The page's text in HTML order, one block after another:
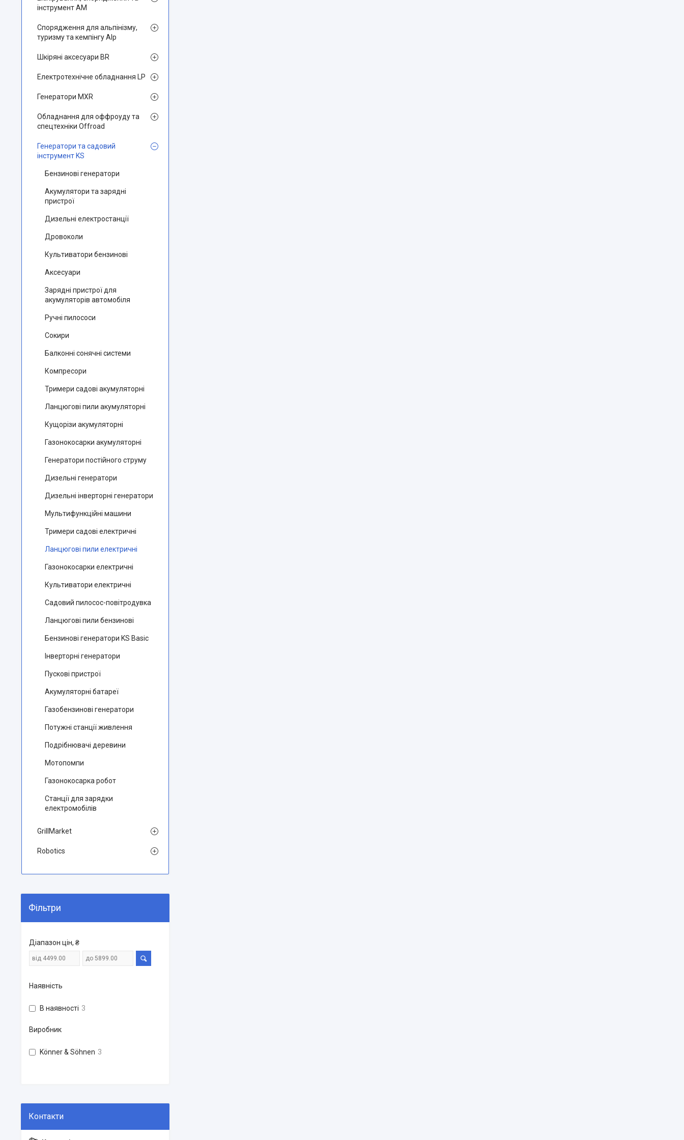
інструмент AM
Спорядження для альпінізму,
туризму та кемпінгу Alp
Шкіряні аксесуари BR
Електротехнічне обладнання LP
Генератори MXR
Обладнання для оффроуду та
спецтехніки Offroad
Генератори та садовий
інструмент KS
Бензинові генератори
Акумулятори та зарядні
пристрої
Дизельні електростанції
Дровоколи
Культиватори бензинові
Аксесуари
Зарядні пристрої для
акумуляторів автомобіля
Ручні пилососи
Сокири
Балконні сонячні системи
Компресори
Тримери садові акумуляторні
Ланцюгові пили акумуляторні
Кущорізи акумуляторні
Газонокосарки акумуляторні
Генератори постійного струму
Дизельні генератори
Дизельні інверторні генератори
Мультифункційні машини
Тримери садові електричні
Ланцюгові пили електричні
Газонокосарки електричні
Культиватори електричні
Садовий пилосос-повітродувка
Ланцюгові пили бензинові
Бензинові генератори KS Basic
Інверторні генератори
Пускові пристрої
Aкумуляторні батареї
Газобензинові генератори
Потужні станції живлення
Подрібнювачі деревини
Мотопомпи
Газонокосарка робот
Станції для зарядки
електромобілів
GrillMarket
Robotics
Фільтри
Діапазон цін, ₴
Наявність
В наявності 3
Виробник
Könner & Söhnen 3